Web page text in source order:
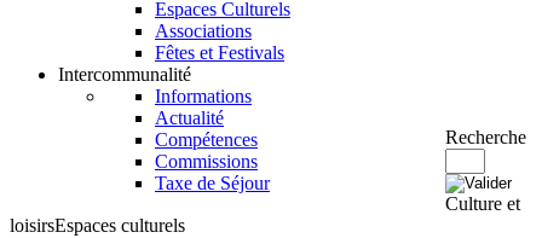
Espaces Culturels
Associations
Fêtes et Festivals
Intercommunalité
Informations
Actualité
Compétences
Commissions
Taxe de Séjour
Recherche
Culture et
loisirsEspaces culturels